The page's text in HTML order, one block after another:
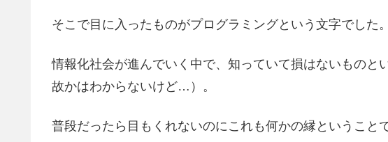
そこで目に入ったものがプログラミングという文字でした。
情報化社会が進んでいく中で、知っていて損はないものと
故かはわからないけど…）。
普段だったら目もくれないのにこれも何かの縁ということ